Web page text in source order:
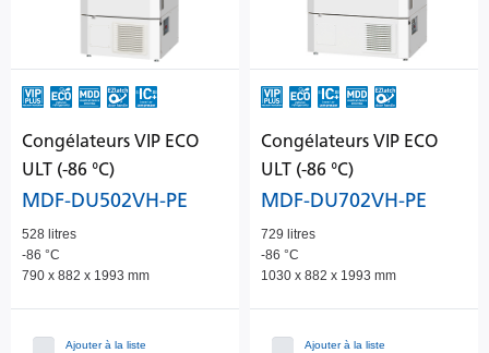
Congélateurs VIP ECO
ULT (-86 °C)
MDF-DU502VH-PE
528 litres
-86 °C
790 x 882 x 1993 mm
Ajouter à la liste
Congélateurs VIP ECO
ULT (-86 °C)
MDF-DU702VH-PE
729 litres
-86 °C
1030 x 882 x 1993 mm
Ajouter à la liste